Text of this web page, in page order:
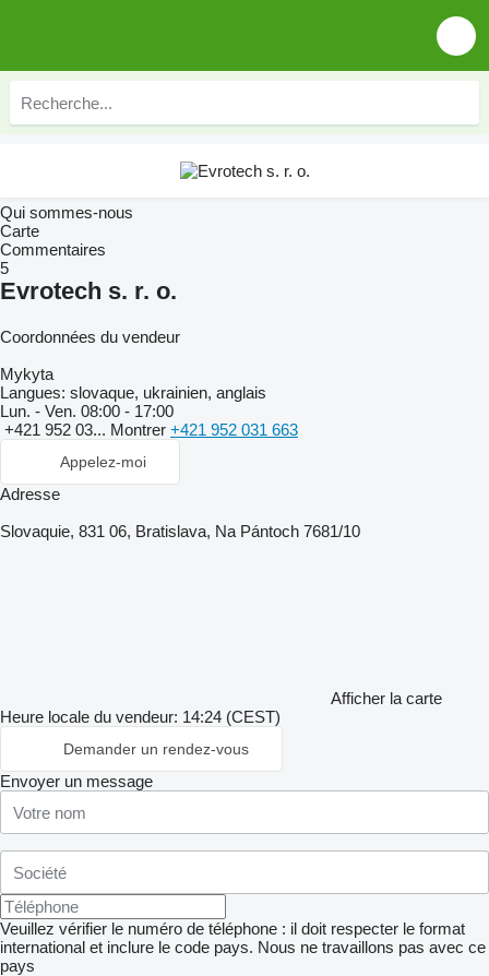
Qui sommes-nous
Carte
Commentaires
5
Evrotech s. r. o.
Coordonnées du vendeur
Mykyta
Langues: slovaque, ukrainien, anglais
Lun. - Ven. 08:00 - 17:00
+421 952 03... Montrer +421 952 031 663
Appelez-moi
Adresse
Slovaquie, 831 06, Bratislava, Na Pántoch 7681/10
Afficher la carte
Heure locale du vendeur: 14:24 (CEST)
Demander un rendez-vous
Envoyer un message
Veuillez vérifier le numéro de téléphone : il doit respecter le format
international et inclure le code pays. Nous ne travaillons pas avec ce
pays